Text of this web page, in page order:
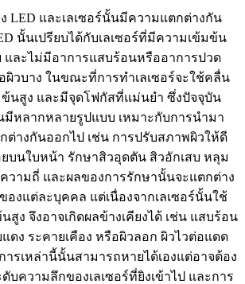
LED และเลเซอร์นั้นมีความแตกต่างกัน
นั้นเปรียบได้กับเลเซอร์ที่มีความเข้มข้น
ละไม่มีอาการแสบร้อนหรืออาการปวด
ผิวบาง ในขณะที่การทำเลเซอร์จะใช้คลื่น
นสูง และมีจุดโฟกัสที่แม่นยำ ซึ่งปัจจุบัน
มีหลากหลายรูปแบบ เหมาะกับการนำมา
างกันออกไป เช่น การปรับสภาพผิวให้ดี
บนใบหน้า รักษาสิวอุดตัน สิวอักเสบ หลุม
วามถี่ และผลของการรักษานั้นจะแตกต่าง
งแต่ละบุคคล แต่เนื่องจากเลเซอร์นั้นใช้
สูง จึงอาจเกิดผลข้างเคียงได้ เช่น แสบร้อน
ดง ระคายเคือง หรือผิวลอก ผิวไวต่อแดด
รเหล่านี้นั้นสามารถหายได้เองแต่อาจต้อง
บความลึกของเลเซอร์ที่ยิงเข้าไป และการ